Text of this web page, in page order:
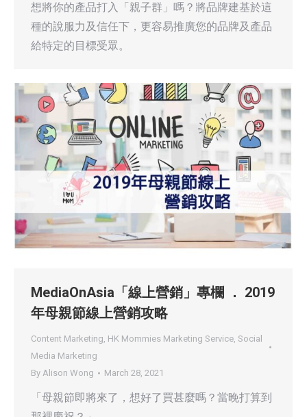
想將你的產品打入「親子群」嗎？將品牌建基於這
種的說服力及信任下，更容易推廣您的品牌及產品
給特定的目標受眾。
MediaOnAsia「線上營銷」專欄 ． 2019
年母親節線上營銷攻略
Content Marketing, HK Mommies Marketing Service, Social
Media Marketing
By Alison Wong March 28, 2021
「母親節即將來了，想好了買甚麼嗎？當晚打算到